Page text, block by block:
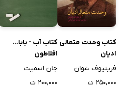
کتاب وحدت متعالی
ادیان
فریتیوف شوان
۲۵۰,۰۰۰ ت
کتاب آب - بابا...
افلاطون
جان اسمیت
۲۰۰,۰۰۰ ت